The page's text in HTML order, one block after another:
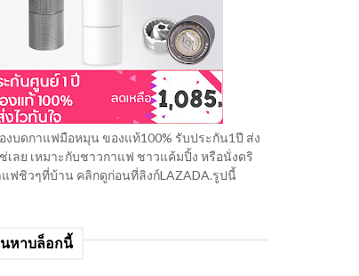
งบดกาแฟมือหมุน ของแท้100% รับประกัน1ปี ส่ง
เลย เหมาะกับชาวกาแฟ ชาวแค้มปิ้ง หรือนั่งดริ
ฟชิวๆที่บ้าน คลิกดูก่อนที่ลิงก์LAZADA.รูปนี้
หาบล็อกนี้